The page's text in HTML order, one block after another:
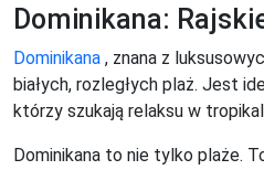
Dominikana:
Dominikana , znana z
białych, rozległych plaż. Jest
którzy szukają relaksu w
Dominikana to nie tylko plaże.